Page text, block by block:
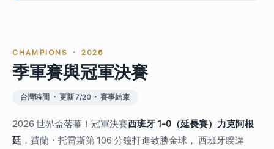
CHAMPIONS ・ 2026
季軍賽與冠軍決賽
台灣時間 ・ 更新 7/20 ・ 賽事結束
2026 世界盃落幕！冠軍決賽西班牙 1-0（延長賽）力克阿根
廷 ，費蘭・托雷斯第 106 分鐘打進致勝金球， 西班牙睽違